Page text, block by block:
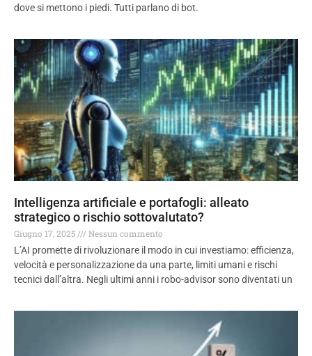
dove si mettono i piedi. Tutti parlano di bot.
Intelligenza artificiale e portafogli: alleato
strategico o rischio sottovalutato?
Giugno 17, 2025
Nessun commento
L’AI promette di rivoluzionare il modo in cui investiamo: efficienza,
velocità e personalizzazione da una parte, limiti umani e rischi
tecnici dall’altra. Negli ultimi anni i robo-advisor sono diventati un